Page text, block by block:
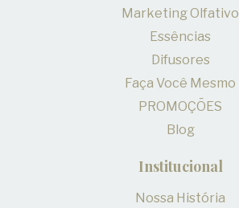
Marketing Olfativo
Essências
Difusores
Faça Você Mesmo
PROMOÇÕES
Blog
Institucional
Nossa História